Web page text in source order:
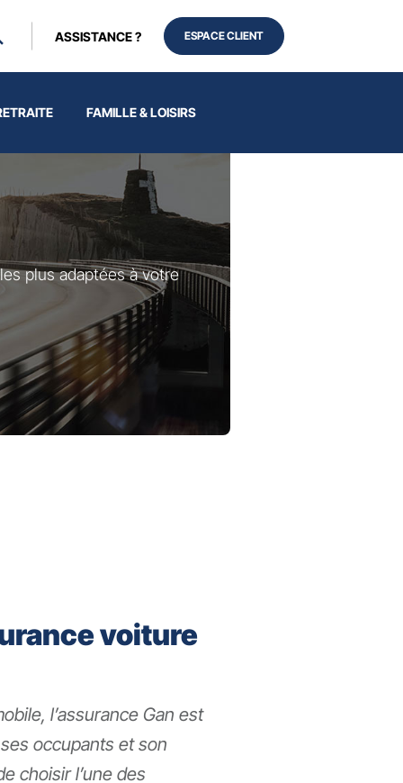
FAMILLE & LOISIRS
ASSISTANCE ? ESPACE CLIENT
plus adaptées à votre
voiture
l’assurance Gan est
occupants et son
choisir l’une des